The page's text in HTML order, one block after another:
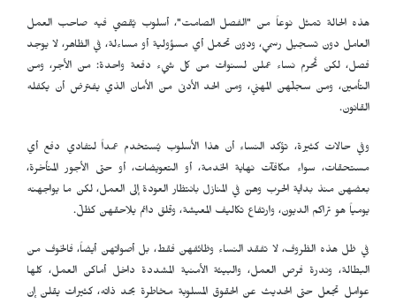
هذه الحالة تمثل نوعاً من "الفصل الصامت"، أسلوب يُقصي فيه صاحب العمل
العامل دون تسجيل رسمي، ودون تحمّل أي مسؤولية أو مساءلة، في الظاهر، لا يوجد
فصل، لكن تُحرم نساء عملن لسنوات من كل شيء دفعة واحدة: من الأجر، ومن
التأمين، ومن سجلّهن المهني، ومن الحد الأدنى من الأمان الذي يفترض أن يكفله
القانون.
وفي حالات كثيرة، تؤكد النساء أن هذا الأسلوب يُستخدم عمداً لتفادي دفع أي
مستحقات، سواء مكافآت نهاية الخدمة، أو التعويضات، أو حتى الأجور المتأخرة،
بعضهن منذ بداية الحرب وهنّ في المنازل بانتظار العودة إلى العمل، لكن ما يواجهنه
يومياً هو تراكم الديون، وارتفاع تكاليف المعيشة، وقلق دائم يلاحقهن كظلّ.
في ظل هذه الظروف، لا تفقد النساء وظائفهن فقط، بل أصواتهن أيضاً، فالخوف من
البطالة، وندرة فرص العمل، والبيئة الأمنية المشددة داخل أماكن العمل، كلها
عوامل تجعل حتى الحديث عن الحقوق المسلوبة مخاطرة بحد ذاته، كثيرات يقلن إن